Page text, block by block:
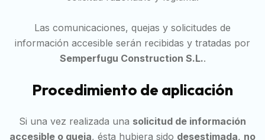
Las comunicaciones, quejas y solicitudes de
información accesible serán recibidas y tratadas por
Semperfugu Construction S.L..
Procedimiento de aplicación
Si una vez realizada una solicitud de información
accesible o queja, ésta hubiera sido desestimada, no